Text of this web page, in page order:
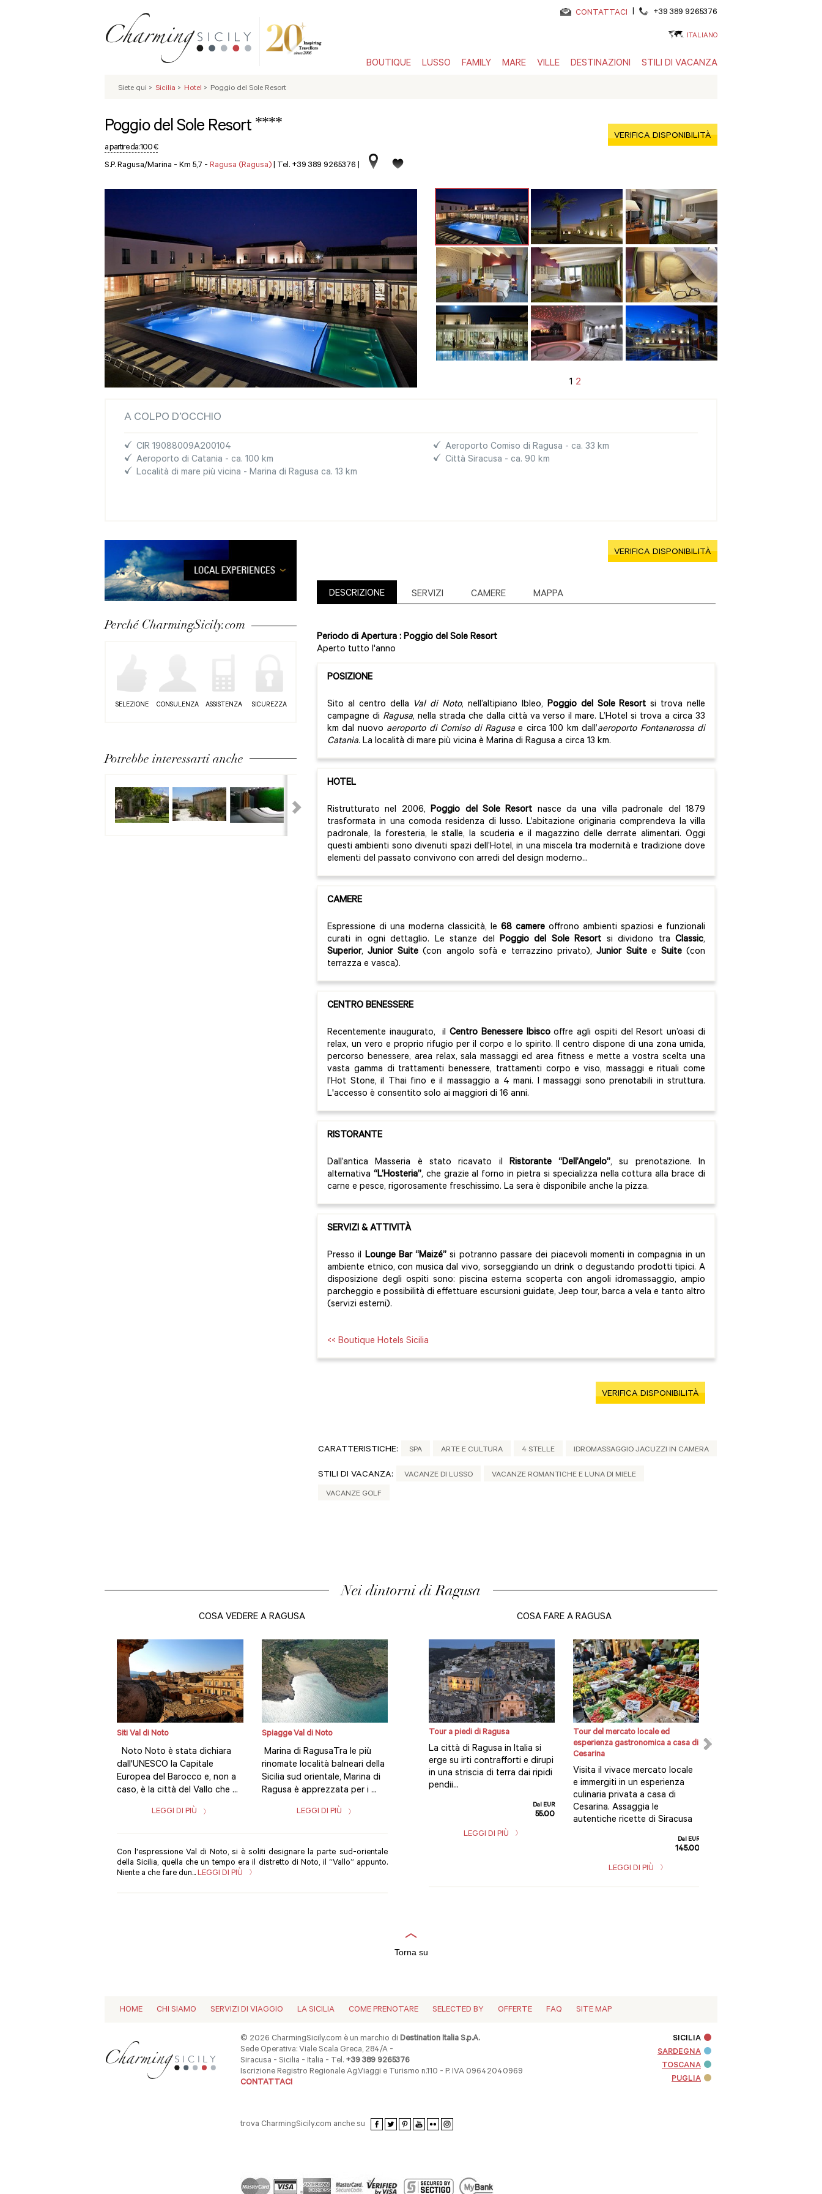
CONTATTACI | +39 389 9265376
ITALIANO
BOUTIQUE LUSSO FAMILY MARE VILLE DESTINAZIONI STILI DI VACANZA
Siete qui > Sicilia > Hotel > Poggio del Sole Resort
Poggio del Sole Resort ****
a partire da:100 €
S.P. Ragusa/Marina - Km 5,7 - Ragusa (Ragusa) | Tel. +39 389 9265376 |
VERIFICA DISPONIBILITÀ
1 2
A COLPO D’OCCHIO
CIR 19088009A200104
Aeroporto Comiso di Ragusa - ca. 33 km
Aeroporto di Catania - ca. 100 km
Città Siracusa - ca. 90 km
Località di mare più vicina - Marina di Ragusa ca. 13 km
Perché CharmingSicily.com
SELEZIONE CONSULENZA ASSISTENZA SICUREZZA
Potrebbe interessarti anche
VERIFICA DISPONIBILITÀ
DESCRIZIONE SERVIZI CAMERE MAPPA
Periodo di Apertura : Poggio del Sole Resort
Aperto tutto l'anno
POSIZIONE
Sito al centro della Val di Noto, nell’altipiano Ibleo, Poggio del Sole Resort si trova nelle
campagne di Ragusa, nella strada che dalla città va verso il mare. L’Hotel si trova a circa 33
km dal nuovo aeroporto di Comiso di Ragusa e circa 100 km dall’aeroporto Fontanarossa di
Catania. La località di mare più vicina è Marina di Ragusa a circa 13 km.
HOTEL
Ristrutturato nel 2006,Poggio del Sole Resort nasce da una villa padronale del 1879
trasformata in una comoda residenza di lusso. L’abitazione originaria comprendeva la villa
padronale, la foresteria, le stalle, la scuderia e il magazzino delle derrate alimentari. Oggi
questi ambienti sono divenuti spazi dell’Hotel, in una miscela tra modernità e tradizione dove
elementi del passato convivono con arredi del design moderno...
CAMERE
Espressione di una moderna classicità, le 68 camere offrono ambienti spaziosi e funzionali
curati in ogni dettaglio. Le stanze del Poggio del Sole Resort si dividono traClassic,
Superior,Junior Suite(con angolo sofà e terrazzino privato),Junior Suitee Suite(con
terrazza e vasca).
CENTRO BENESSERE
Recentemente inaugurato, ilCentro Benessere Ibiscooffre agli ospiti del Resort un’oasi di
relax, un vero e proprio rifugio per il corpo e lo spirito. Il centro dispone di una zona umida,
percorso benessere, area relax, sala massaggi ed area fitness e mette a vostra scelta una
vasta gamma di trattamenti benessere, trattamenti corpo e viso, massaggi e rituali come
l’Hot Stone, il Thai fino e il massaggio a 4 mani. I massaggi sono prenotabili in struttura.
L'accesso è consentito solo ai maggiori di 16 anni.
RISTORANTE
Dall’antica Masseria è stato ricavato il Ristorante “Dell’Angelo”, su prenotazione. In
alternativa “L’Hosteria”, che grazie al forno in pietra si specializza nella cottura alla brace di
carne e pesce, rigorosamente freschissimo. La sera è disponibile anche la pizza.
SERVIZI & ATTIVITÀ
Presso il Lounge Bar “Maizé”si potranno passare dei piacevoli momenti in compagnia in un
ambiente etnico, con musica dal vivo, sorseggiando un drink o degustando prodotti tipici. A
disposizione degli ospiti sono: piscina esterna scoperta con angoli idromassaggio, ampio
parcheggio e possibilità di effettuare escursioni guidate, Jeep tour, barca a vela e tanto altro
(servizi esterni).
<< Boutique Hotels Sicilia
VERIFICA DISPONIBILITÀ
CARATTERISTICHE: SPA ARTE E CULTURA 4 STELLE IDROMASSAGGIO JACUZZI IN CAMERA
STILI DI VACANZA: VACANZE DI LUSSO VACANZE ROMANTICHE E LUNA DI MIELE
VACANZE GOLF
Nei dintorni di Ragusa
COSA VEDERE A RAGUSA
Siti Val di Noto
Noto Noto è stata dichiara
dall'UNESCO la Capitale
Europea del Barocco e, non a
caso, è la città del Vallo che ...
LEGGI DI PIÙ
Spiagge Val di Noto
Marina di RagusaTra le più
rinomate località balneari della
Sicilia sud orientale, Marina di
Ragusa è apprezzata per i ...
LEGGI DI PIÙ
Con l'espressione Val di Noto, si è soliti designare la parte sud-orientale
della Sicilia, quella che un tempo era il distretto di Noto, il “Vallo” appunto.
Niente a che fare dun... LEGGI DI PIÙ
COSA FARE A RAGUSA
Tour a piedi di Ragusa
La città di Ragusa in Italia si
erge su irti contrafforti e dirupi
in una striscia di terra dai ripidi
pendii...
Dal EUR
55.00
LEGGI DI PIÙ
Tour del mercato locale ed
esperienza gastronomica a casa di
Cesarina
Visita il vivace mercato locale
e immergiti in un esperienza
culinaria privata a casa di
Cesarina. Assaggia le
autentiche ricette di Siracusa
Dal EUR
145.00
LEGGI DI PIÙ
Torna su
HOME CHI SIAMO SERVIZI DI VIAGGIO LA SICILIA COME PRENOTARE SELECTED BY OFFERTE FAQ SITE MAP
© 2026 CharmingSicily.com è un marchio diDestination Italia S.p.A.
Sede Operativa: Viale Scala Greca, 284/A -
Siracusa - Sicilia - Italia - Tel. +39 389 9265376
Iscrizione Registro Regionale Ag.Viaggi e Turismo n.110 - P. IVA 09642040969
CONTATTACI
trova CharmingSicily.com anche su
SICILIA
SARDEGNA
TOSCANA
PUGLIA